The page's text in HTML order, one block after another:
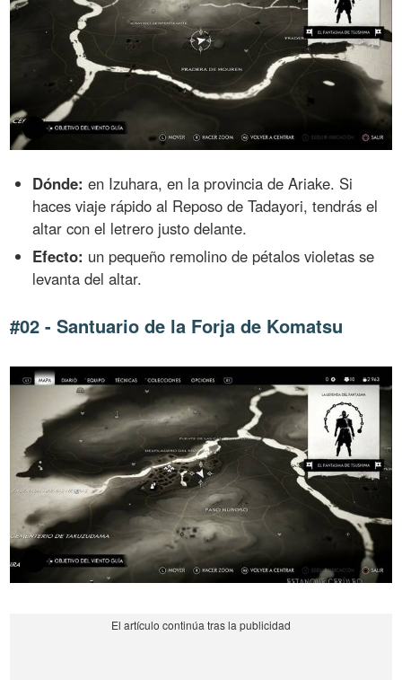
Dónde: en Izuhara, en la provincia de Ariake. Si
haces viaje rápido al Reposo de Tadayori, tendrás el
altar con el letrero justo delante.
Efecto: un pequeño remolino de pétalos violetas se
levanta del altar.
#02 - Santuario de la Forja de Komatsu